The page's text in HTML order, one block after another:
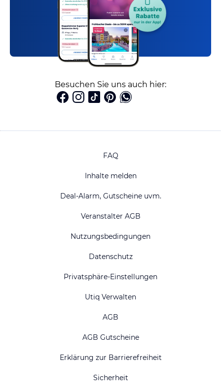
Besuchen Sie uns auch hier:
FAQ
Inhalte melden
Deal-Alarm, Gutscheine uvm.
Veranstalter AGB
Nutzungsbedingungen
Datenschutz
Privatsphäre-Einstellungen
Utiq Verwalten
AGB
AGB Gutscheine
Erklärung zur Barrierefreiheit
Sicherheit